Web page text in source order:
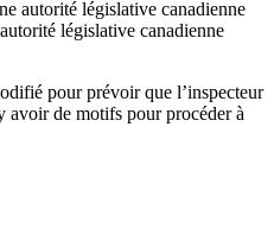
autorité législative canadienne
législative canadienne
pour prévoir que l’inspecteur
avoir de motifs pour procéder à